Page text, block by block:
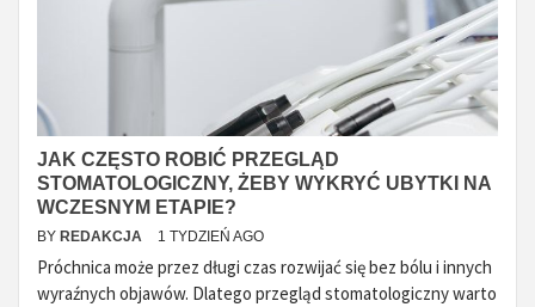
JAK CZĘSTO ROBIĆ PRZEGLĄD
STOMATOLOGICZNY, ŻEBY WYKRYĆ UBYTKI NA
WCZESNYM ETAPIE?
BY REDAKCJA 1 TYDZIEŃ AGO
Próchnica może przez długi czas rozwijać się bez bólu i innych
wyraźnych objawów. Dlatego przegląd stomatologiczny warto